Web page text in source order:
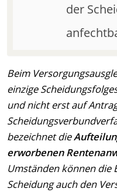
der
Beim
einzige
und nicht erst auf
bezeichnet die
erworbenen
Umständen können die
Scheidung auch den